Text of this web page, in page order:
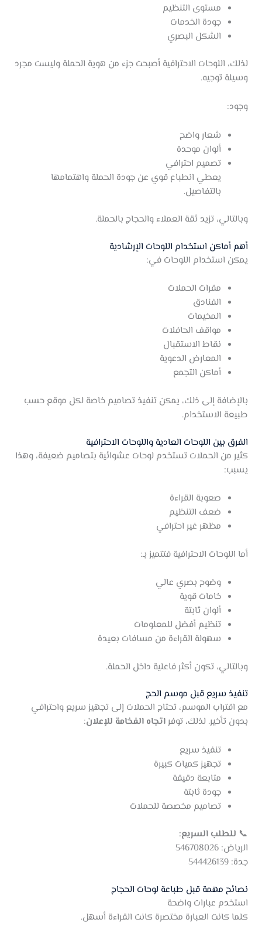
مستوى التنظيم
جودة الخدمات
الشكل البصري
لذلك، اللوحات الاحترافية أصبحت جزء من هوية الحملة وليست مجرد
وسيلة توجيه.
وجود:
شعار واضح
ألوان موحدة
تصميم احترافي
يعطي انطباع قوي عن جودة الحملة واهتمامها
بالتفاصيل.
وبالتالي، تزيد ثقة العملاء والحجاج بالحملة.
أهم أماكن استخدام اللوحات الإرشادية
يمكن استخدام اللوحات في:
مقرات الحملات
الفنادق
المخيمات
مواقف الحافلات
نقاط الاستقبال
المعارض الدعوية
أماكن التجمع
بالإضافة إلى ذلك، يمكن تنفيذ تصاميم خاصة لكل موقع حسب
طبيعة الاستخدام.
الفرق بين اللوحات العادية واللوحات الاحترافية
كثير من الحملات تستخدم لوحات عشوائية بتصاميم ضعيفة، وهذا
يسبب:
صعوبة القراءة
ضعف التنظيم
مظهر غير احترافي
أما اللوحات الاحترافية فتتميز بـ:
وضوح بصري عالي
خامات قوية
ألوان ثابتة
تنظيم أفضل للمعلومات
سهولة القراءة من مسافات بعيدة
وبالتالي، تكون أكثر فاعلية داخل الحملة.
تنفيذ سريع قبل موسم الحج
مع اقتراب الموسم، تحتاج الحملات إلى تجهيز سريع واحترافي
بدون تأخير. لذلك، توفر اتجاه الفخامة للإعلان:
تنفيذ سريع
تجهيز كميات كبيرة
متابعة دقيقة
جودة ثابتة
تصاميم مخصصة للحملات
📞 للطلب السريع:
الرياض: 546708026
جدة: 544426139
نصائح مهمة قبل طباعة لوحات الحجاج
استخدم عبارات واضحة
كلما كانت العبارة مختصرة كانت القراءة أسهل.